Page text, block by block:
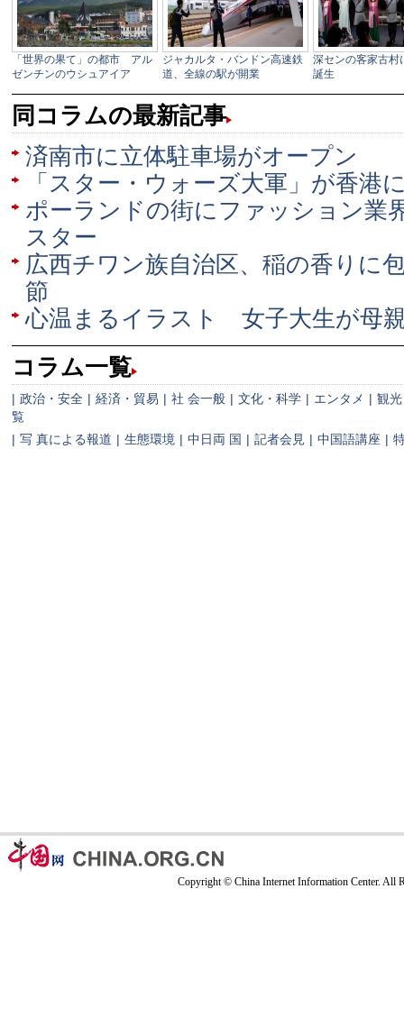
同コラムの最新記事
済南市に立体駐車場がオープン
「スター・ウォーズ大軍」が香港
ポーランドの街にファッション業
スター
広西チワン族自治区、稲の香りに
節
心温まるイラスト 女子大生が母
コラム一覧
| 政治・安全 | 経済・貿易 | 社 会一般 | 文化・科学 | エンタメ | 観光
覧
| 写 真による報道 | 生態環境 | 中日両 国 | 記者会見 | 中国語講座 |